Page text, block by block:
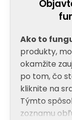
Ako to
produkty,
okamžite
po tom, čo
kliknite na
Týmto
zoznamu